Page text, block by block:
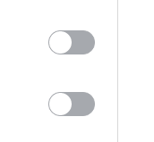
A városi
Két friss